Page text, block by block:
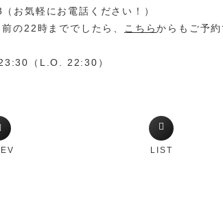
お気軽にお電話ください！）
の22時まででしたら、
こちらからもご予約
（L.O. 22:30）
LIST